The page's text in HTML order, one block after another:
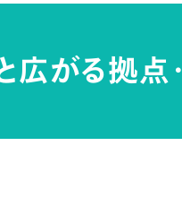
広がる拠点・